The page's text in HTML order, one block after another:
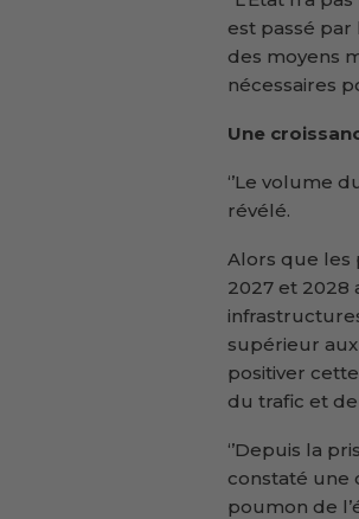
est passé
des moyens
nécessaires
Une
‘’Le volume
révélé.
Alors que les
2027 et 2028
supérieur aux
positiver
du trafic et de
‘’Depuis la
constaté une
poumon de